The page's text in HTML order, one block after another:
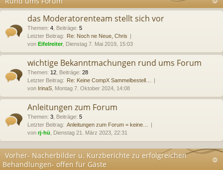
ug de re
das Moderatorenteam stellt sich vor
Themen: 4 Beiträge: 5
Letzter Beitrag: Re: Noch ne Neue, Chris
von Eifelreiter, Dienstag 7. Mai 2019, 15:03
wichtige Bekanntmachungen rund ums Forum
Themen: 12 Beiträge: 28
Letzter Beitrag: Re: Keine CompX Sammelbestell…
von IrinaS , Montag 7. Oktober 2024, 14:08
Anleitungen zum Forum
Themen: 3 Beiträge: 5
Letzter Beitrag: Anleitungen zum Forum = keine…
von rj-hü , Dienstag 21. März 2023, 22:31
Vorher- Nacherbilder u. Kurzberichte zu erfolgreichen
Behandlungen- offen für Gäste